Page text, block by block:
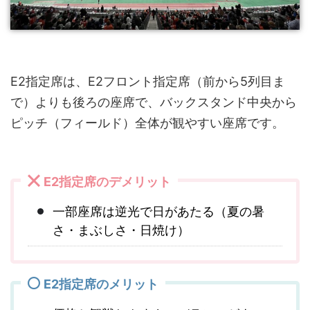
E2指定席は、E2フロント指定席（前から5列目ま
で）よりも後ろの座席で、バックスタンド中央から
ピッチ（フィールド）全体が観やすい座席です。
E2指定席のデメリット
一部座席は逆光で日があたる（夏の暑
さ・まぶしさ・日焼け）
E2指定席のメリット